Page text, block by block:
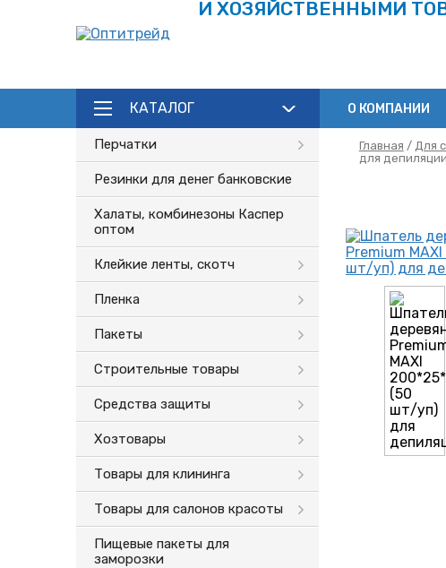
И ХОЗЯЙСТВЕННЫМИ
КАТАЛОГ О КОМПАНИИ
Перчатки
Резинки для денег банковские
Халаты, комбинезоны Каспер
оптом
Клейкие ленты, скотч
Пленка
Пакеты
Строительные товары
Средства защиты
Хозтовары
Товары для клининга
Товары для салонов красоты
Пищевые пакеты для
заморозки
Главная / Для
для депиляции